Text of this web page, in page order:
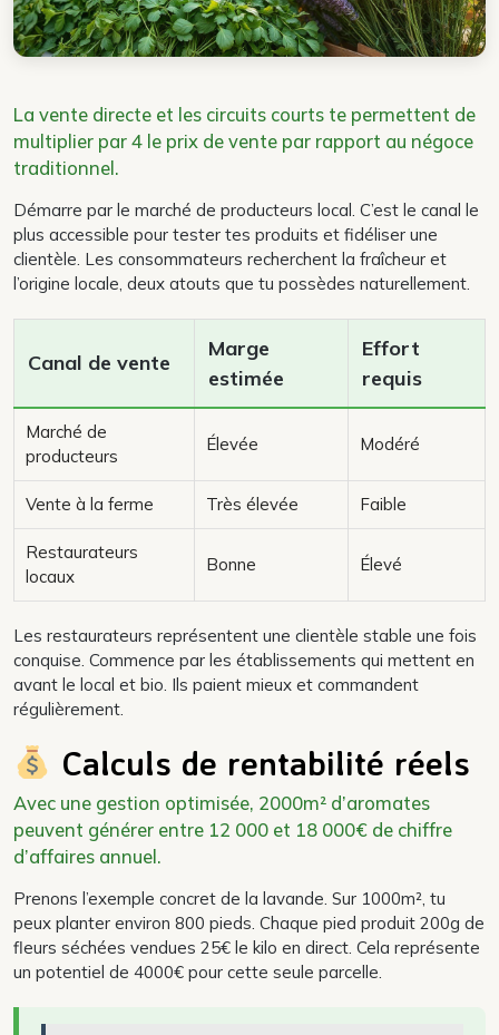
La vente directe et les circuits courts te permettent de
multiplier par 4 le prix de vente par rapport au négoce
traditionnel.
Démarre par le marché de producteurs local. C’est le canal le
plus accessible pour tester tes produits et fidéliser une
clientèle. Les consommateurs recherchent la fraîcheur et
l’origine locale, deux atouts que tu possèdes naturellement.
Canal de vente
Marge
estimée
Effort
requis
Marché de
producteurs
Élevée Modéré
Vente à la ferme Très élevée Faible
Restaurateurs
locaux
Bonne Élevé
Les restaurateurs représentent une clientèle stable une fois
conquise. Commence par les établissements qui mettent en
avant le local et bio. Ils paient mieux et commandent
régulièrement.
Calculs de rentabilité réels
Avec une gestion optimisée, 2000m² d’aromates
peuvent générer entre 12 000 et 18 000€ de chiffre
d’affaires annuel.
Prenons l’exemple concret de la lavande. Sur 1000m², tu
peux planter environ 800 pieds. Chaque pied produit 200g de
fleurs séchées vendues 25€ le kilo en direct. Cela représente
un potentiel de 4000€ pour cette seule parcelle.